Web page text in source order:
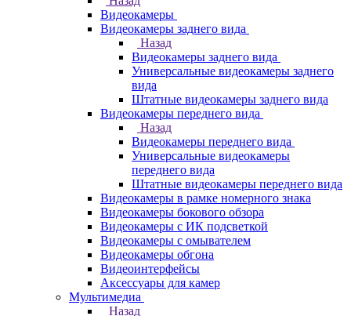
Видеокамеры
Видеокамеры заднего вида
Назад
Видеокамеры заднего вида
Универсальные видеокамеры заднего
вида
Штатные видеокамеры заднего вида
Видеокамеры переднего вида
Назад
Видеокамеры переднего вида
Универсальные видеокамеры
переднего вида
Штатные видеокамеры переднего вида
Видеокамеры в рамке номерного знака
Видеокамеры бокового обзора
Видеокамеры с ИК подсветкой
Видеокамеры с омывателем
Видеокамеры обгона
Видеоинтерфейсы
Аксессуары для камер
Мультимедиа
Назад